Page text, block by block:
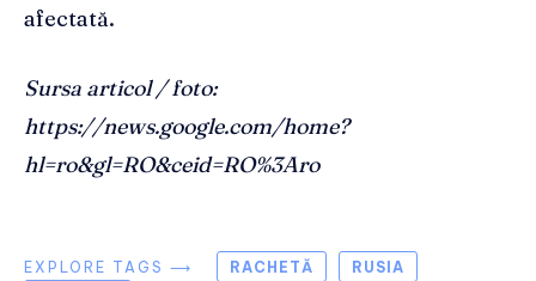
afectată.
Sursa articol / foto:
https://news.google.com/home?
hl=ro&gl=RO&ceid=RO%3Aro
EXPLORE TAGS ⟶ RACHETĂ
RUSIA